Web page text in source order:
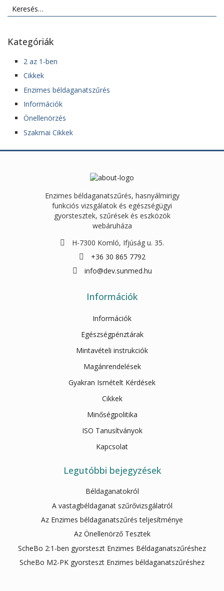
Keresés:
Kategóriák
2 az 1-ben
Cikkek
Enzimes béldaganatszűrés
Információk
Önellenörzés
Szakmai Cikkek
Enzimes béldaganatszűrés, hasnyálmirigy
funkciós vizsgálatok és egészségügyi
gyorstesztek, szűrések és eszközök
webáruháza
H-7300 Komló, Ifjúság u. 35.
+36 30 865 7792
info@dev.sunmed.hu
Információk
Információk
Egészségpénztárak
Mintavételi instrukciók
Magánrendelések
Gyakran Ismételt Kérdések
Cikkek
Minőségpolitika
ISO Tanusítványok
Kapcsolat
Legutóbbi bejegyzések
Béldaganatokról
A vastagbéldaganat szűrővizsgálatról
Az Enzimes béldaganatszűrés teljesítménye
Az Önellenörző Tesztek
ScheBo 2:1-ben gyorsteszt Enzimes Béldaganatszűréshez
ScheBo M2-PK gyorsteszt Enzimes béldaganatszűréshez